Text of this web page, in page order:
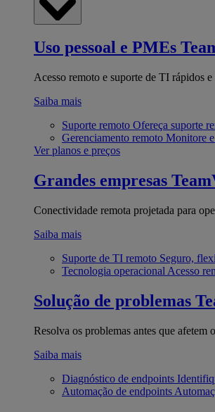
Uso pessoal e PMEs
Acesso remoto e suporte de TI rápidos e
Saiba mais
Suporte remoto Ofereça suporte
Gerenciamento remoto Monitore
Ver planos e preços
Grandes empresas
Conectividade remota projetada para
Saiba mais
Suporte de TI remoto Seguro,
Tecnologia operacional Acesso
Solução de problemas
Resolva os problemas antes que afetem
Saiba mais
Diagnóstico de endpoints
Automação de endpoints